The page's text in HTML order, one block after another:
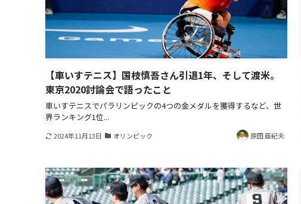
【車いすテニス】国枝慎吾さん引退1年、そして渡米。
東京2020討論会で語ったこと
車いすテニスでパラリンピックの4つの金メダルを獲得するなど、世
界ランキング1位...
2024年11月13日 オリンピック 原田 亜紀夫